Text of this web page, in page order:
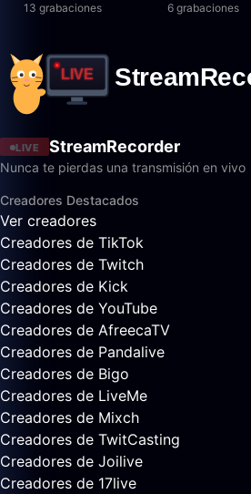
13 grabaciones 6 grabaciones
LIVE StreamRecorder
Nunca te pierdas una transmisión en vivo
Creadores Destacados
Ver creadores
Creadores de TikTok
Creadores de Twitch
Creadores de Kick
Creadores de YouTube
Creadores de AfreecaTV
Creadores de Pandalive
Creadores de Bigo
Creadores de LiveMe
Creadores de Mixch
Creadores de TwitCasting
Creadores de Joilive
Creadores de 17live